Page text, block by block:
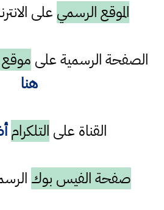
الموقع الرسمي على
الصفحة الرسمية على موقع
هنا
القناة على التلكرام
صفحة الفيس بوك